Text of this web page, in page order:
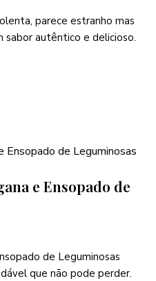
parece estranho mas
sabor autêntico e delicioso.
e Ensopado de
de Leguminosas
que não pode perder.